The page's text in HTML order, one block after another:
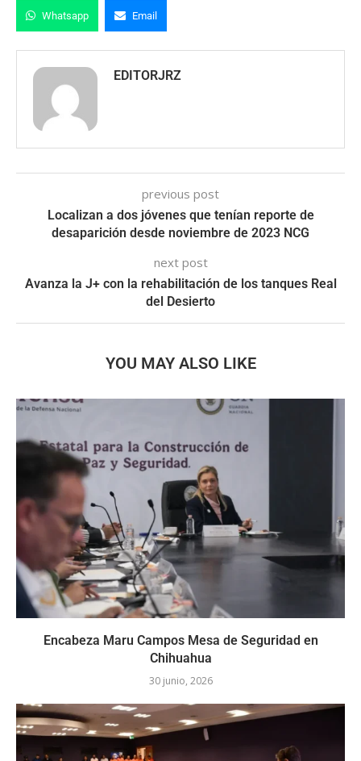
Whatsapp Email
EDITORJRZ
previous post
Localizan a dos jóvenes que tenían reporte de
desaparición desde noviembre de 2023 NCG
next post
Avanza la J+ con la rehabilitación de los tanques Real
del Desierto
YOU MAY ALSO LIKE
Encabeza Maru Campos Mesa de Seguridad en
Chihuahua
30 junio, 2026